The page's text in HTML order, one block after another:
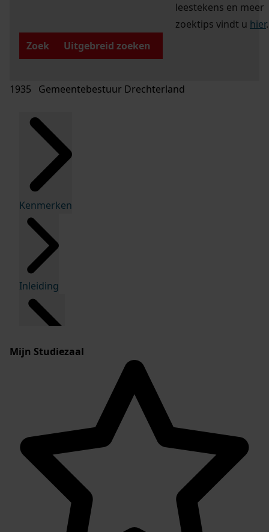
leestekens en meer
zoektips vindt u hier.
Zoek
Uitgebreid zoeken
1935 Gemeentebestuur Drechterland
Kenmerken
Inleiding
Mijn Studiezaal